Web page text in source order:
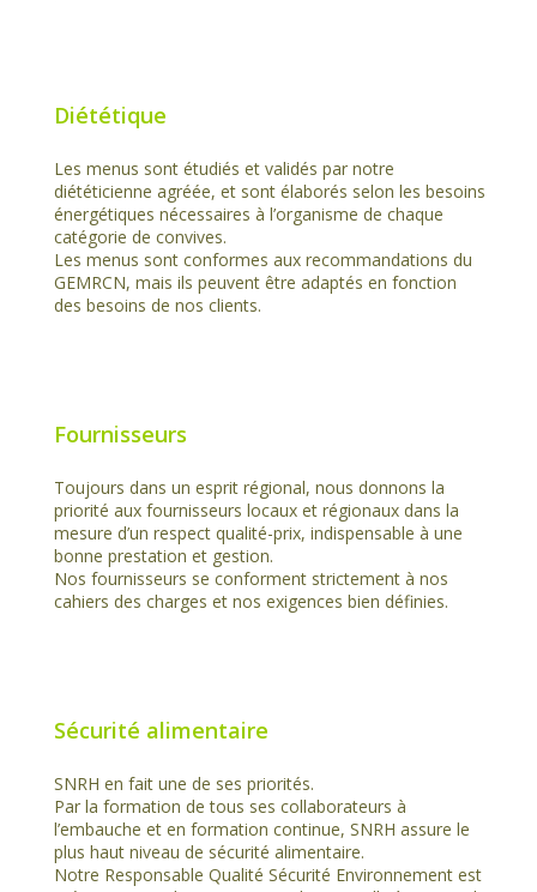
Diététique
Les menus sont étudiés et validés par notre
diététicienne agréée, et sont élaborés selon les besoins
énergétiques nécessaires à l’organisme de chaque
catégorie de convives.
Les menus sont conformes aux recommandations du
GEMRCN, mais ils peuvent être adaptés en fonction
des besoins de nos clients.
Fournisseurs
Toujours dans un esprit régional, nous donnons la
priorité aux fournisseurs locaux et régionaux dans la
mesure d’un respect qualité-prix, indispensable à une
bonne prestation et gestion.
Nos fournisseurs se conforment strictement à nos
cahiers des charges et nos exigences bien définies.
Sécurité alimentaire
SNRH en fait une de ses priorités.
Par la formation de tous ses collaborateurs à
l’embauche et en formation continue, SNRH assure le
plus haut niveau de sécurité alimentaire.
Notre Responsable Qualité Sécurité Environnement est